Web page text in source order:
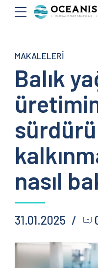
MAKALELERI
Balık
nasıl
31.01.2025